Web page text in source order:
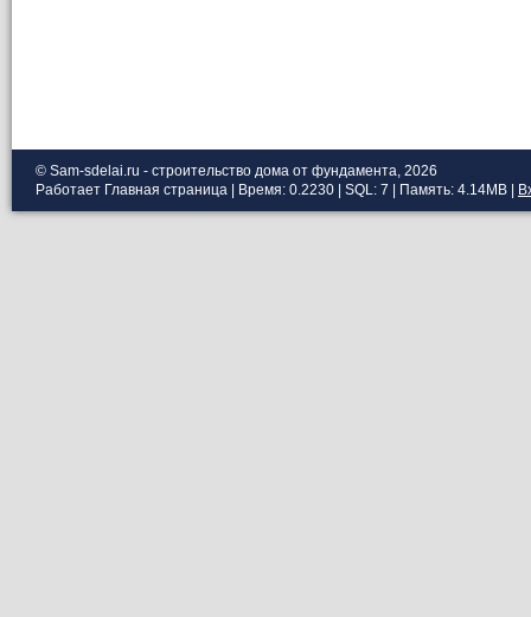
© Sam-sdelai.ru - строительство дома от фундамента, 2026
Работает Главная страница | Время: 0.2230 | SQL: 7 | Память: 4.14MB